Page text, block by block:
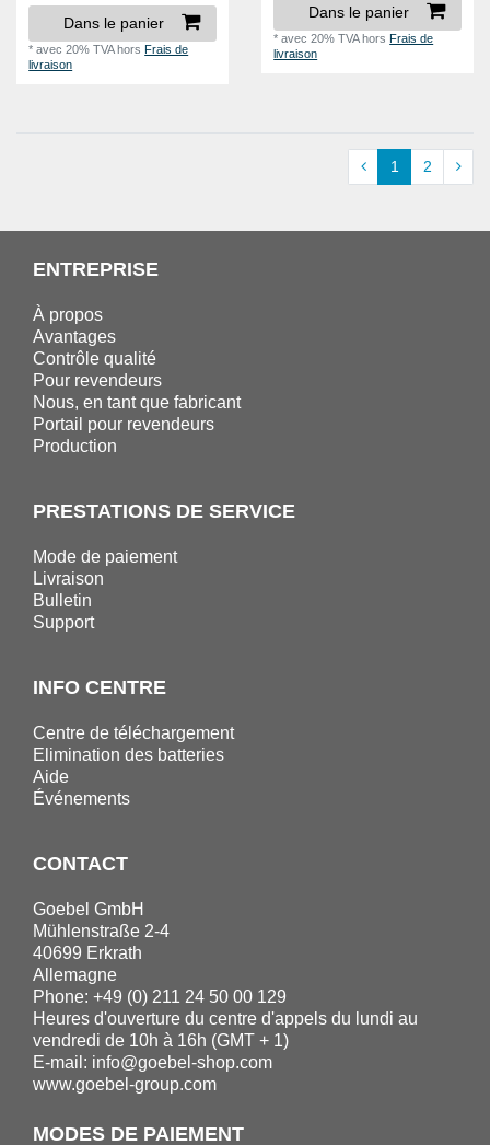
Dans le panier
*avec 20% TVAhorsFrais de
livraison
Dans le panier
*avec 20% TVAhorsFrais de
livraison
1 2
ENTREPRISE
À propos
Avantages
Contrôle qualité
Pour revendeurs
Nous, en tant que fabricant
Portail pour revendeurs
Production
PRESTATIONS DE SERVICE
Mode de paiement
Livraison
Bulletin
Support
INFO CENTRE
Centre de téléchargement
Elimination des batteries
Aide
Événements
CONTACT
Goebel GmbH
Mühlenstraße 2-4
40699 Erkrath
Allemagne
Phone: +49 (0) 211 24 50 00 129
Heures d'ouverture du centre d'appels du lundi au
vendredi de 10h à 16h (GMT + 1)
E-mail: info@goebel-shop.com
www.goebel-group.com
MODES DE PAIEMENT